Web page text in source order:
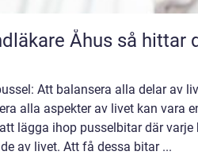
Åhus så hittar du rätt tandvård nära
Att balansera alla delar av
alla aspekter av livet kan vara
lägga ihop pusselbitar där varje
av livet. Att få dessa bitar ...